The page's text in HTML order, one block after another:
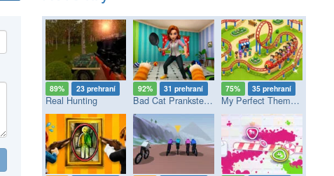
89% 23 prehraní
Real Hunting
92% 31 prehraní
Bad Cat Prankster - Mom’s Return
75% 35 prehraní
My Perfect Theme Park